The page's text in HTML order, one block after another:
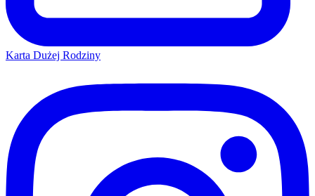
Karta Dużej Rodziny